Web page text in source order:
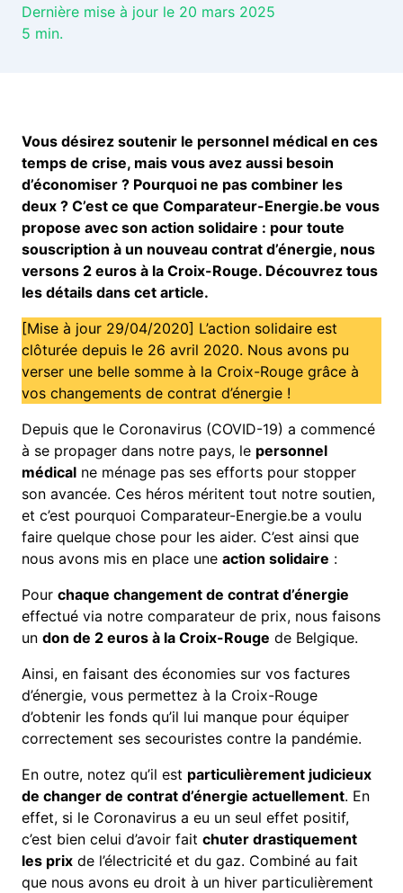
Dernière mise à jour le 20 mars 2025
5 min.
Vous désirez soutenir le personnel médical en ces
temps de crise, mais vous avez aussi besoin
d’économiser ? Pourquoi ne pas combiner les
deux ? C’est ce que Comparateur-Energie.be vous
propose avec son action solidaire : pour toute
souscription à un nouveau contrat d’énergie, nous
versons 2 euros à la Croix-Rouge. Découvrez tous
les détails dans cet article.
[Mise à jour 29/04/2020] L’action solidaire est
clôturée depuis le 26 avril 2020. Nous avons pu
verser une belle somme à la Croix-Rouge grâce à
vos changements de contrat d’énergie !
Depuis que le Coronavirus (COVID-19) a commencé
à se propager dans notre pays, le personnel
médical ne ménage pas ses efforts pour stopper
son avancée. Ces héros méritent tout notre soutien,
et c’est pourquoi Comparateur-Energie.be a voulu
faire quelque chose pour les aider. C’est ainsi que
nous avons mis en place uneaction solidaire :
Pourchaque changement de contrat d’énergie
effectué via notre comparateur de prix, nous faisons
undon de 2 euros à la Croix-Rouge de Belgique.
Ainsi, en faisant des économies sur vos factures
d’énergie, vous permettez à la Croix-Rouge
d’obtenir les fonds qu’il lui manque pour équiper
correctement ses secouristes contre la pandémie.
En outre, notez qu’il est particulièrement judicieux
de changer de contrat d’énergie actuellement. En
effet, si le Coronavirus a eu un seul effet positif,
c’est bien celui d’avoir faitchuter drastiquement
les prix de l’électricité et du gaz. Combiné au fait
que nous avons eu droit à un hiver particulièrement